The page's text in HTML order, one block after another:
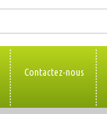
Contactez-nous